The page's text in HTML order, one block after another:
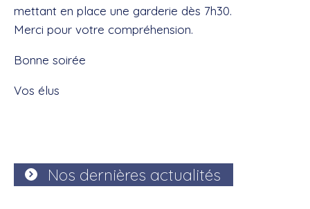
mettant en place une garderie dès 7h30.
Merci pour votre compréhension.
Bonne soirée
Vos élus
Nos dernières actualités